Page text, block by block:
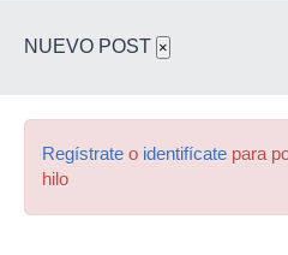
NUEVO POST ×
Regístrate o identifícate para
hilo